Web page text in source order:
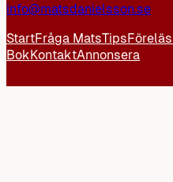
info@matsdanielsson.se
StartFråga MatsTips
BokKontaktAnnonsera